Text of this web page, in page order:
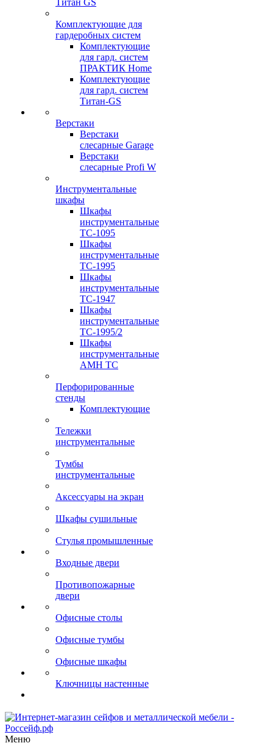
Титан GS
Комплектующие для
гардеробных систем
Комплектующие
для гард. систем
ПРАКТИК Home
Комплектующие
для гард. систем
Титан-GS
Верстаки
Верстаки
слесарные Garage
Верстаки
слесарные Profi W
Инструментальные
шкафы
Шкафы
инструментальные
TC-1095
Шкафы
инструментальные
TC-1995
Шкафы
инструментальные
TC-1947
Шкафы
инструментальные
TC-1995/2
Шкафы
инструментальные
AMH TC
Перфорированные
стенды
Комплектующие
Тележки
инструментальные
Тумбы
инструментальные
Аксессуары на экран
Шкафы сушильные
Стулья промышленные
Входные двери
Противопожарные
двери
Офисные столы
Офисные тумбы
Офисные шкафы
Ключницы настенные
Меню